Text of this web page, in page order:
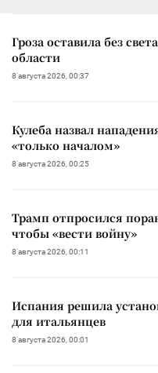
Гроза оставила без
области
8 августа 2026, 00:37
Кулеба назвал
«только началом»
8 августа 2026, 00:25
Трамп отпросился
чтобы «вести войну»
8 августа 2026, 00:11
Испания решила
для итальянцев
8 августа 2026, 00:01